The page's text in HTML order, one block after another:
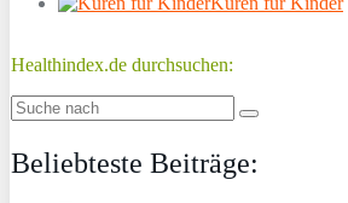
Healthindex.de durchsuchen:
Beliebteste Beiträge: